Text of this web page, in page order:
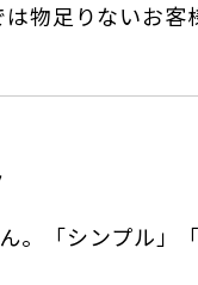
物足りないお客
。「シンプル」